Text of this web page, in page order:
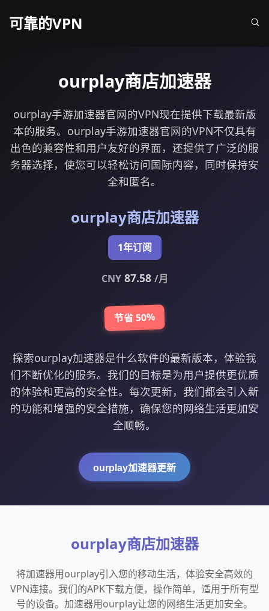
可靠的VPN
ourplay商店加速器
ourplay手游加速器官网的VPN现在提供下载最新版
本的服务。ourplay手游加速器官网的VPN不仅具有
出色的兼容性和用户友好的界面，还提供了广泛的服
务器选择，使您可以轻松访问国际内容，同时保持安
全和匿名。
ourplay商店加速器
1年订阅
CNY87.58 /月
节省 50%
探索ourplay加速器是什么软件的最新版本，体验我
们不断优化的服务。我们的目标是为用户提供更优质
的体验和更高的安全性。每次更新，我们都会引入新
的功能和增强的安全措施，确保您的网络生活更加安
全顺畅。
ourplay加速器更新
ourplay商店加速器
将加速器用ourplay引入您的移动生活，体验安全高效的
VPN连接。我们的APK下载方便，操作简单，适用于所有型
号的设备。加速器用ourplay让您的网络生活更加安全。